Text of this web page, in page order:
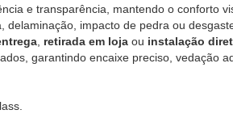
e transparência, mantendo o conforto
impacto de pedra ou
retirada em loja ou instalação
garantindo encaixe preciso, vedação